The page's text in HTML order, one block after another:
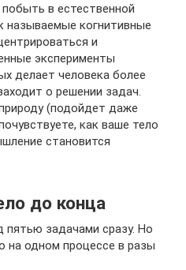
в естественной
называемые когнитивные
и
эксперименты
делает человека более
о решении задач.
(подойдет даже
как ваше тело
становится
до конца
задачами сразу. Но
на одном процессе в разы